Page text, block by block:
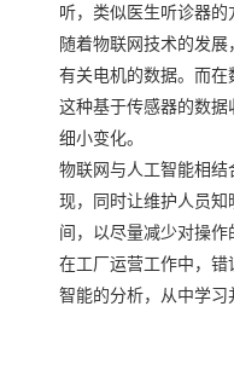
听，类似医生听诊器
随着物联网技术的发
有关电机的数据。而在
这种基于传感器的数
细小变化。
物联网与人工智能相
现，同时让维护人员
间，以尽量减少对操作
在工厂运营工作中，
智能的分析，从中学习